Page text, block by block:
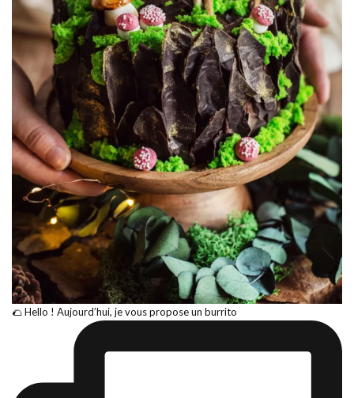
🌮 Hello ! Aujourd’hui, je vous propose un burrito